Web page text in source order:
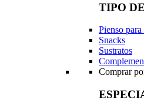
TIPO
Pienso
Snacks
Sustratos
Comprar